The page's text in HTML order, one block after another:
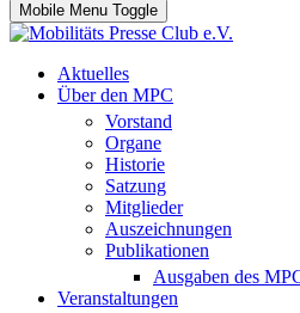
Mobile Menu Toggle
Aktuelles
Über den MPC
Vorstand
Organe
Historie
Satzung
Mitglieder
Auszeichnungen
Publikationen
Ausgaben des
Veranstaltungen